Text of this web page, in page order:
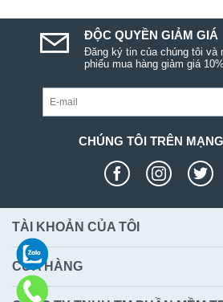
ĐỘC QUYỀN GIẢM GIÁ
Đăng ký tin của chúng tôi và
phiếu mua hàng giảm giá
CHÚNG TÔI TRÊN
TÀI KHOẢN CỦA TÔI
CỬA HÀNG